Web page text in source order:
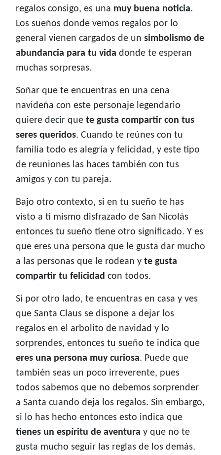
regalos consigo, es una muy buena noticia.
Los sueños donde vemos regalos por lo
general vienen cargados de un simbolismo de
abundancia para tu vida donde te esperan
muchas sorpresas.
Soñar que te encuentras en una cena
navideña con este personaje legendario
quiere decir que te gusta compartir con tus
seres queridos. Cuando te reúnes con tu
familia todo es alegría y felicidad, y este tipo
de reuniones las haces también con tus
amigos y con tu pareja.
Bajo otro contexto, si en tu sueño te has
visto a ti mismo disfrazado de San Nicolás
entonces tu sueño tiene otro significado. Y es
que eres una persona que le gusta dar mucho
a las personas que le rodean y te gusta
compartir tu felicidad con todos.
Si por otro lado, te encuentras en casa y ves
que Santa Claus se dispone a dejar los
regalos en el arbolito de navidad y lo
sorprendes, entonces tu sueño te indica que
eres una persona muy curiosa. Puede que
también seas un poco irreverente, pues
todos sabemos que no debemos sorprender
a Santa cuando deja los regalos. Sin embargo,
si lo has hecho entonces esto indica que
tienes un espíritu de aventura y que no te
gusta mucho seguir las reglas de los demás.